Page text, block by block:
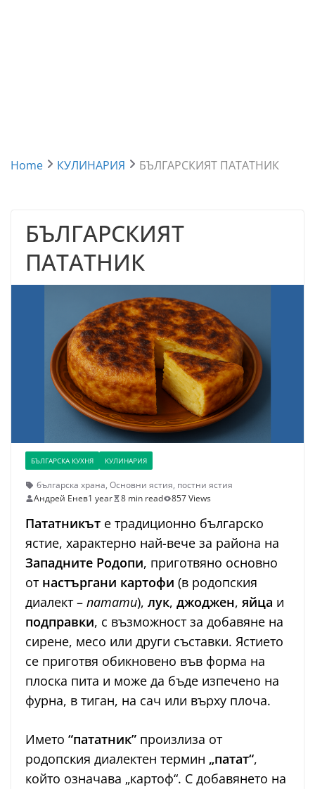
Home КУЛИНАРИЯ БЪЛГАРСКИЯТ ПАТАТНИК
БЪЛГАРСКИЯТ
ПАТАТНИК
БЪЛГАРСКА КУХНЯ КУЛИНАРИЯ
българска храна, Основни ястия, постни ястия
Андрей Енев1 year 8 min read 857 Views
Пататникът е традиционно българско
ястие, характерно най-вече за района на
Западните Родопи, приготвяно основно
от настъргани картофи (в родопския
диалект – патати), лук, джоджен, яйца и
подправки, с възможност за добавяне на
сирене, месо или други съставки. Ястието
се приготвя обикновено във форма на
плоска пита и може да бъде изпечено на
фурна, в тиган, на сач или върху плоча.
Името “пататник” произлиза от
родопския диалектен термин „патат“,
който означава „картоф“. С добавянето на